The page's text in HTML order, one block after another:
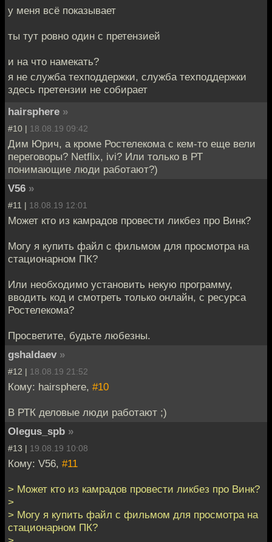
у меня всё показывает
ты тут ровно один с претензией
и на что намекать?
я не служба техподдержки, служба техподдержки
здесь претензии не собирает
hairsphere »
#10 | 18.08.19 09:42
Дим Юрич, а кроме Ростелекома с кем-то еще вели
переговоры? Netflix, ivi? Или только в РТ
понимающие люди работают?)
V56 »
#11 | 18.08.19 12:01
Может кто из камрадов провести ликбез про Винк?
Могу я купить файл с фильмом для просмотра на
стационарном ПК?
Или необходимо установить некую программу,
вводить код и смотреть только онлайн, с ресурса
Ростелекома?
Просветите, будьте любезны.
gshaldaev »
#12 | 18.08.19 21:52
Кому: hairsphere, #10
В РТК деловые люди работают ;)
Olegus_spb »
#13 | 19.08.19 10:08
Кому: V56, #11
> Может кто из камрадов провести ликбез про Винк?
>
> Могу я купить файл с фильмом для просмотра на
стационарном ПК?